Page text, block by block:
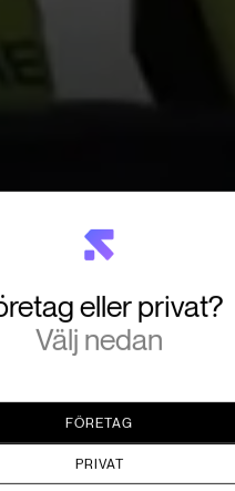
eller privat?
Välj nedan
FÖRETAG
PRIVAT